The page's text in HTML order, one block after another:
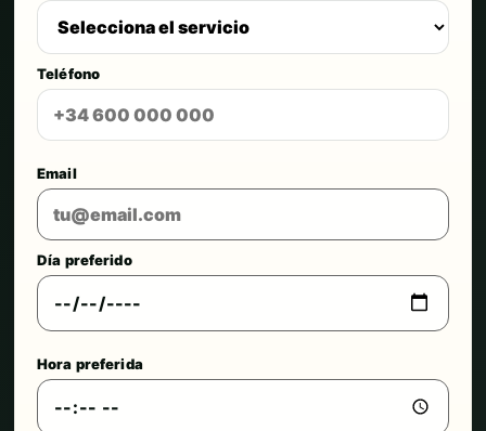
Teléfono
Email
Día preferido
Hora preferida